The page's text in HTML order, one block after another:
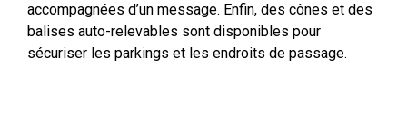
accompagnées d’un message. Enfin, des cônes et des
balises auto-relevables sont disponibles pour
sécuriser les parkings et les endroits de passage.